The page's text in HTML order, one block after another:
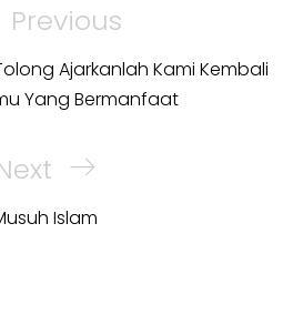
Previous
Ajarkanlah Kami Kembali
Yang Bermanfaat
Islam